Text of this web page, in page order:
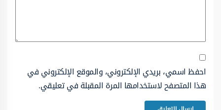
احفظ اسمي، بريدي الإلكتروني، والموقع الإلكتروني في
هذا المتصفح لاستخدامها المرة المقبلة في تعليقي.